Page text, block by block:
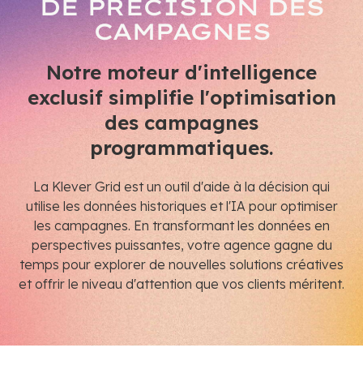
DE PRÉCISION DES
CAMPAGNES
Notre moteur d'intelligence
exclusif simplifie l'optimisation
des campagnes
programmatiques.
La Klever Grid est un outil d'aide à la décision qui
utilise les données historiques et l'IA pour optimiser
les campagnes. En transformant les données en
perspectives puissantes, votre agence gagne du
temps pour explorer de nouvelles solutions créatives
et offrir le niveau d'attention que vos clients méritent.